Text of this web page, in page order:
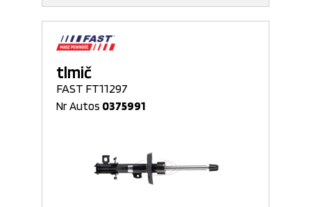
tlmič
FAST FT11297
Nr Autos 0375991